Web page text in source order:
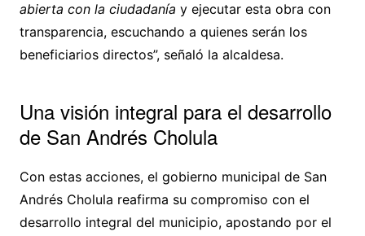
abierta con la ciudadanía y ejecutar esta obra con
transparencia, escuchando a quienes serán los
beneficiarios directos”, señaló la alcaldesa.
Una visión integral para el desarrollo
de San Andrés Cholula
Con estas acciones, el gobierno municipal de San
Andrés Cholula reafirma su compromiso con el
desarrollo integral del municipio, apostando por el